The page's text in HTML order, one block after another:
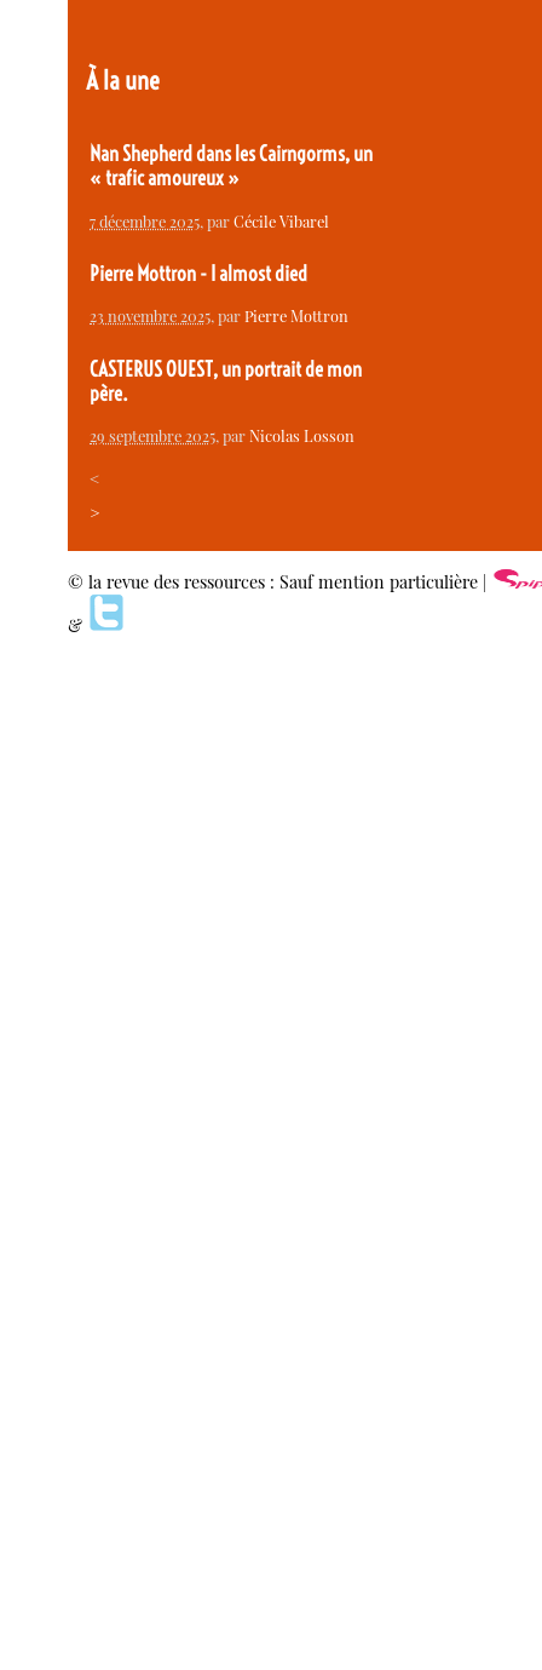
À la une
Nan Shepherd dans les Cairngorms, un
« trafic amoureux »
7 décembre 2025, parCécile Vibarel
Pierre Mottron - I almost died
23 novembre 2025, parPierre Mottron
CASTERUS OUEST, un portrait de mon
père.
29 septembre 2025, parNicolas Losson
<
>
© la revue des ressources : Sauf mention particulière |
&